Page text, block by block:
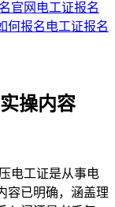
官网 电工证报名
何报名 电工证报名
操内容
电工证是从事电
容已明确，涵盖理